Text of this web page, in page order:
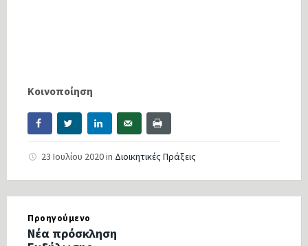
Κοινοποίηση
23 Ιουλίου 2020in Διοικητικές Πράξεις
Προηγούμενο
Νέα πρόσκληση